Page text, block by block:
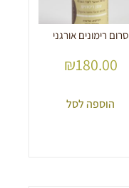
סרום רימונים אורגני
₪180.00
הוספה לסל